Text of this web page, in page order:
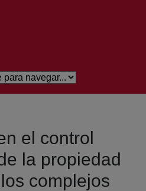
el control
la propiedad
complejos